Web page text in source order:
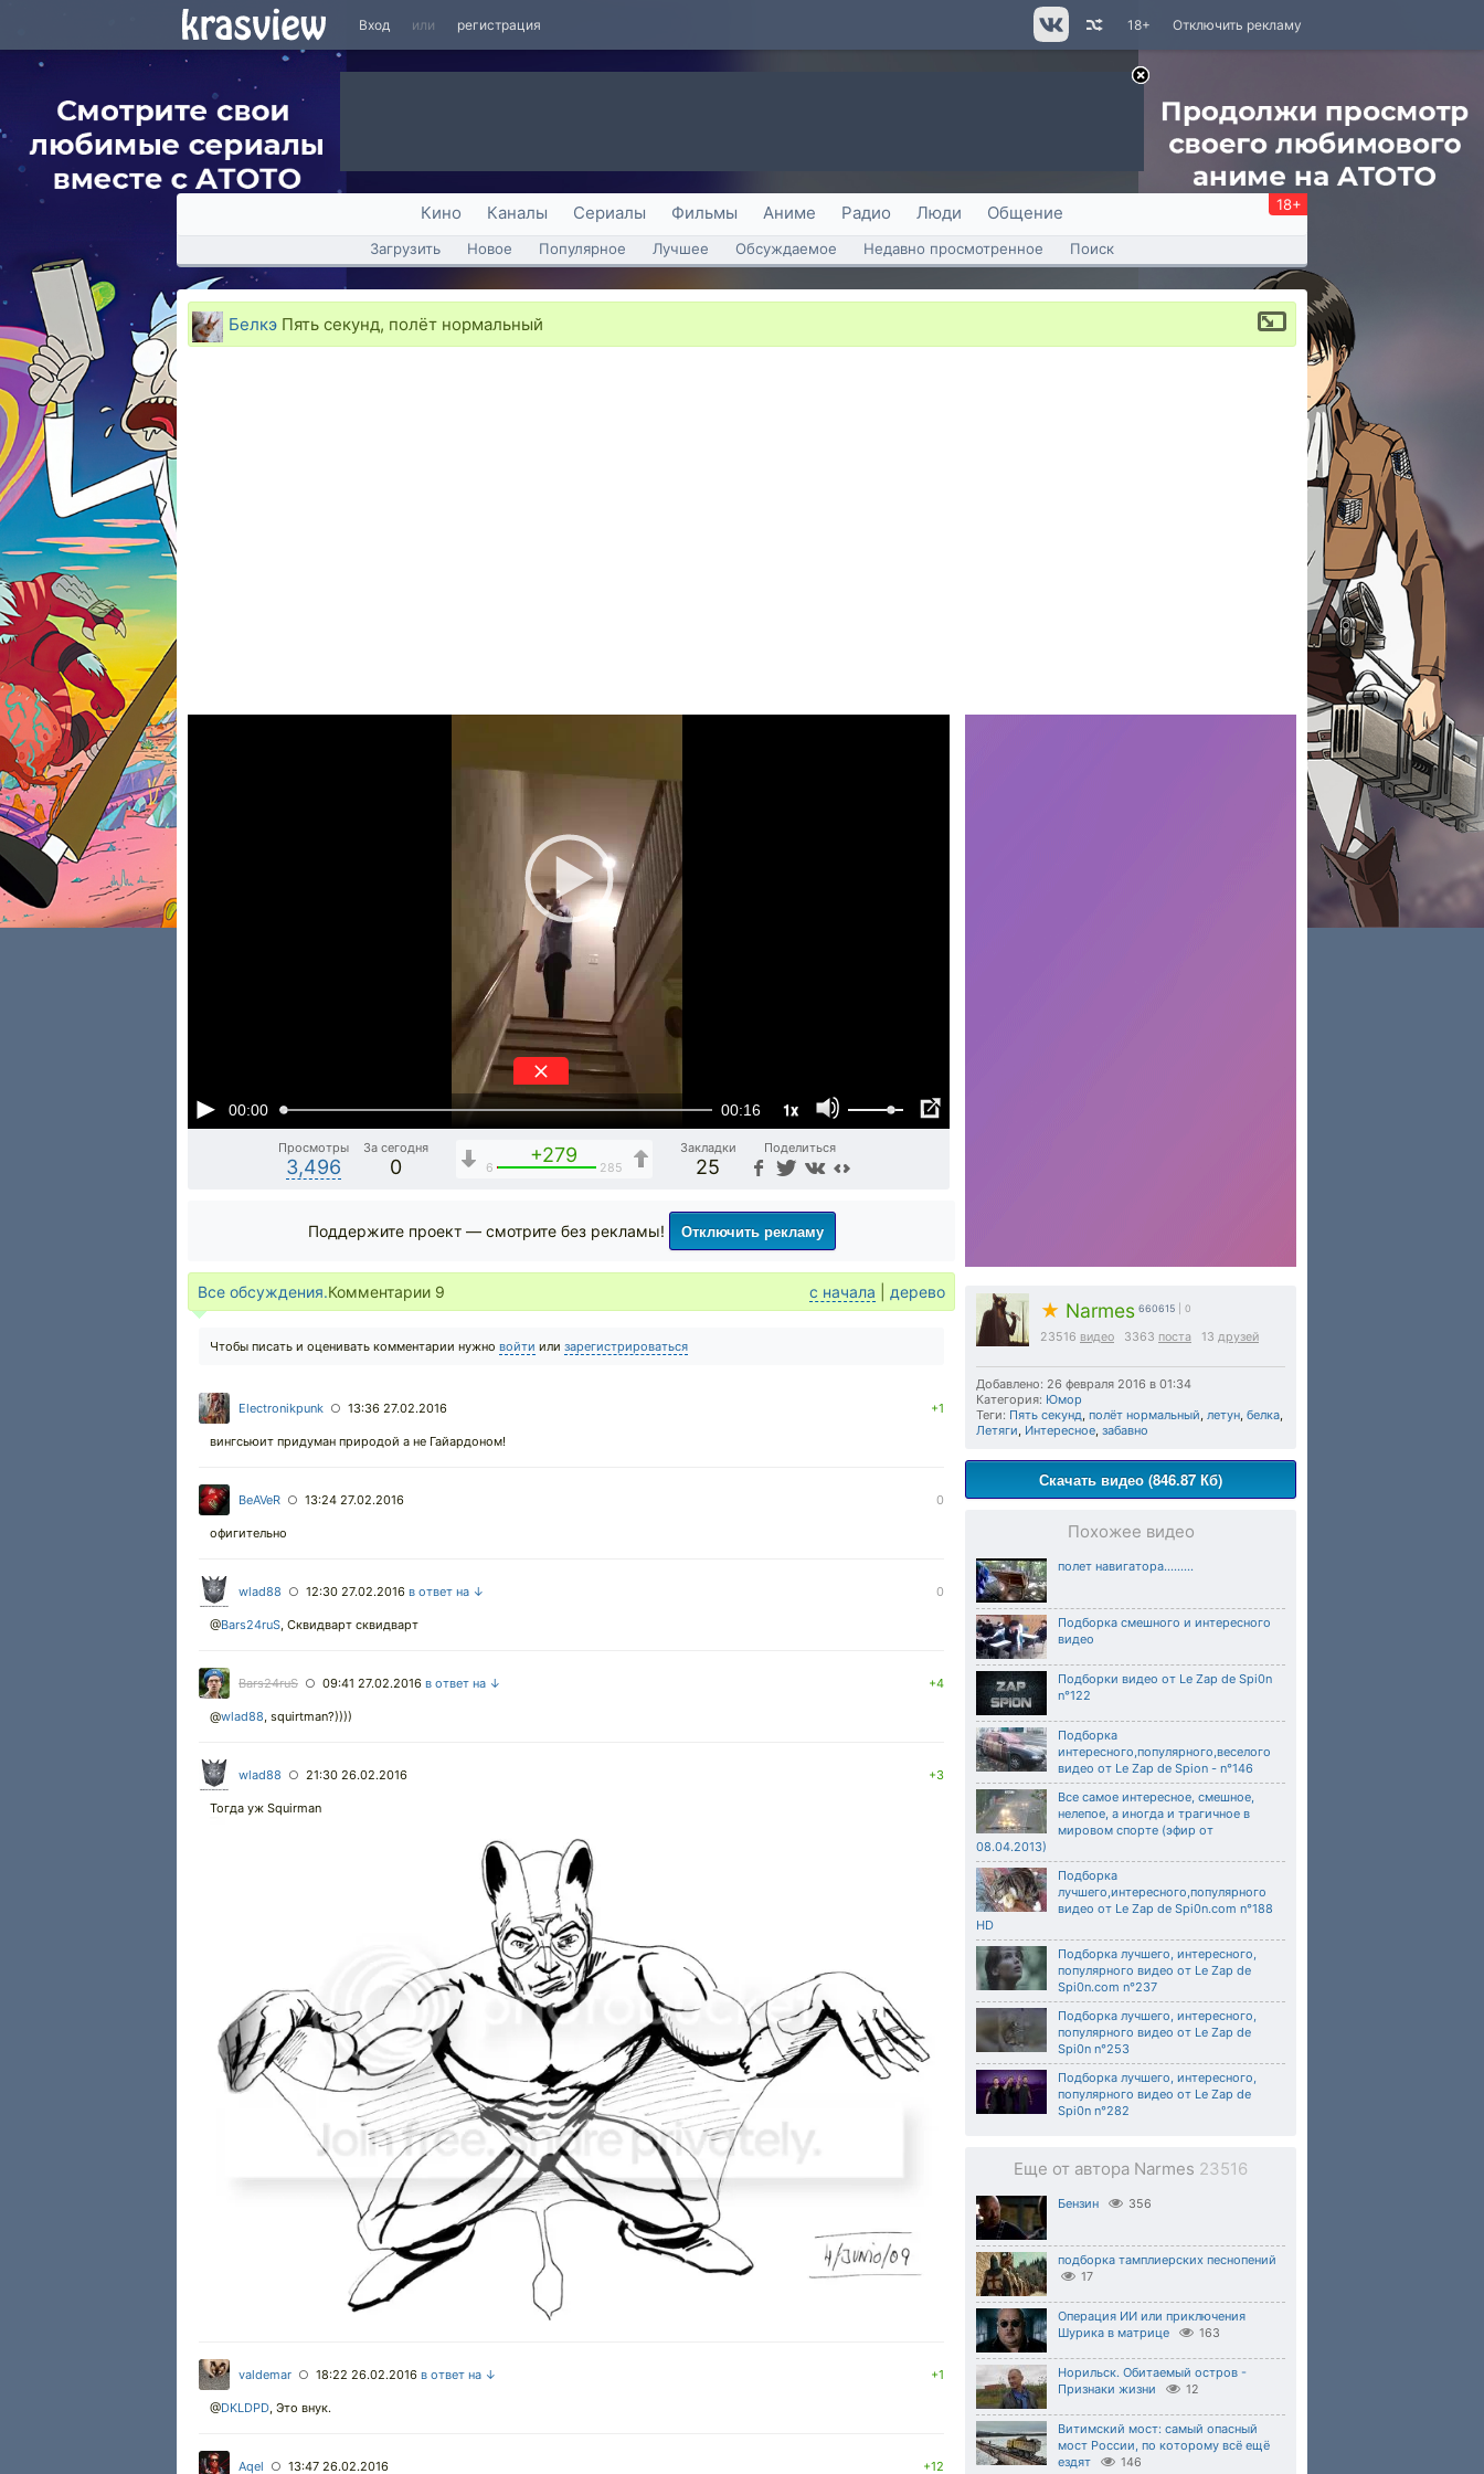
Вход или регистрация Отключить рекламу
18+
Кино Каналы Сериалы Фильмы Аниме Радио Люди Общение 18+
Загрузить Новое Популярное Лучшее Обсуждаемое Недавно просмотренное Поиск
Белкэ Пять секунд, полёт нормальный
00:00 00:16 1x
Просмотры
3,496
За сегодня
0
+279
6 285
Закладки
25
Поделиться
★ Narmes 660615 | 0
23516 видео 3363 поста 13 друзей
Добавлено: 26 февраля 2016 в 01:34
Категория: Юмор
Теги: Пять секунд, полёт нормальный, летун, белка,
Летяги, Интересное, забавно
Скачать видео (846.87 Кб)
Похожее видео
полет навигатора.........
Подборка смешного и интересного
видео
Подборки видео от Le Zap de Spi0n
n°122
Подборка
интересного,популярного,веселого
видео от Le Zap de Spion - n°146
Все самое интересное, смешное,
нелепое, а иногда и трагичное в
мировом спорте (эфир от
08.04.2013)
Подборка
лучшего,интересного,популярного
видео от Le Zap de Spi0n.com n°188
HD
Подборка лучшего, интересного,
популярного видео от Le Zap de
Spi0n.com n°237
Подборка лучшего, интересного,
популярного видео от Le Zap de
Spi0n n°253
Подборка лучшего, интересного,
популярного видео от Le Zap de
Spi0n n°282
Еще от автора Narmes 23516
Бензин 356
подборка тамплиерских песнопений
17
Операция ИИ или приключения
Шурика в матрице
163
Норильск. Обитаемый остров -
Признаки жизни
12
Витимский мост: самый опасный
мост России, по которому всё ещё
ездят
146
Поддержите проект — смотрите без рекламы! Отключить рекламу
Все обсуждения.Комментарии 9 с начала дерево
Чтобы писать и оценивать комментарии нужно войти или зарегистрироваться
Electronikpunk ○ 13:36 27.02.2016 +1
вингсьюит придуман природой а не Гайардоном!
BeAVeR ○ 13:24 27.02.2016 0
офигительно
wlad88 ○ 12:30 27.02.2016 в ответ на ↓ 0
@Bars24ruS, Сквидварт сквидварт
Bars24ruS ○ 09:41 27.02.2016 в ответ на ↓ +4
@wlad88, squirtman?))))
wlad88 ○ 21:30 26.02.2016 +3
Тогда уж Squirman
valdemar ○ 18:22 26.02.2016 в ответ на ↓ +1
@DKLDPD, Это внук.
Aqel ○ 13:47 26.02.2016 +12